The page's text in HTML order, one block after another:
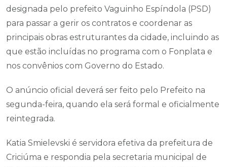
designada pelo prefeito Vaguinho Espíndola (PSD)
para passar a gerir os contratos e coordenar as
principais obras estruturantes da cidade, incluindo as
que estão incluídas no programa com o Fonplata e
nos convênios com Governo do Estado.
O anúncio oficial deverá ser feito pelo Prefeito na
segunda-feira, quando ela será formal e oficialmente
reintegrada.
Katia Smielevski é servidora efetiva da prefeitura de
Criciúma e respondia pela secretaria municipal de